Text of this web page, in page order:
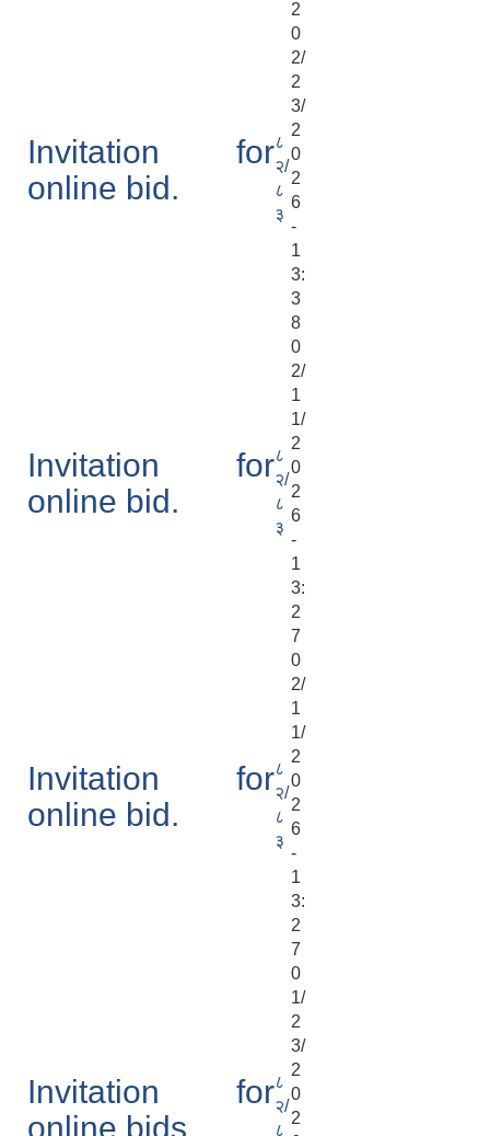
2
Invitation for
online bid.
८
२/
८
३
0
2/
2
3/
2
0
2
6
-
1
3:
3
8
Invitation for
online bid.
८
२/
८
३
0
2/
1
1/
2
0
2
6
-
1
3:
2
7
Invitation for
online bid.
८
२/
८
३
0
2/
1
1/
2
0
2
6
-
1
3:
2
7
Invitation for
online bids.
८
२/
८
0
1/
2
3/
2
0
2